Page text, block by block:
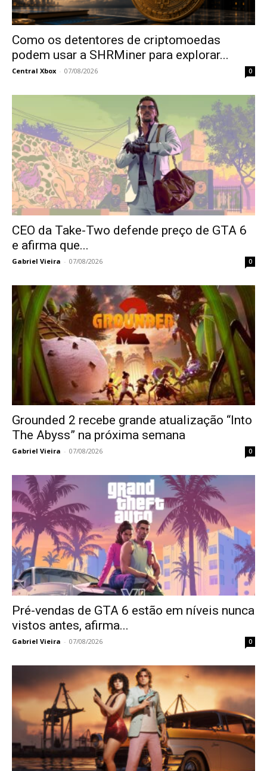
Como os detentores de criptomoedas
podem usar a SHRMiner para explorar...
Central Xbox - 07/08/2026 0
CEO da Take-Two defende preço de GTA 6
e afirma que...
Gabriel Vieira - 07/08/2026 0
Grounded 2 recebe grande atualização “Into
The Abyss” na próxima semana
Gabriel Vieira - 07/08/2026 0
Pré-vendas de GTA 6 estão em níveis nunca
vistos antes, afirma...
Gabriel Vieira - 07/08/2026 0